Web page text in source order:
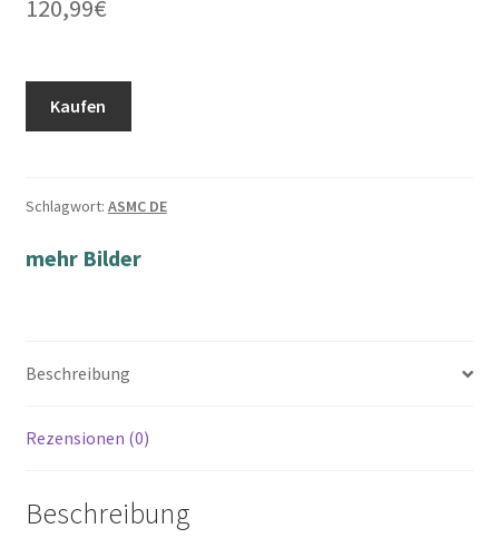
120,99€
Kaufen
Schlagwort: ASMC DE
mehr Bilder
Beschreibung
Rezensionen (0)
Beschreibung